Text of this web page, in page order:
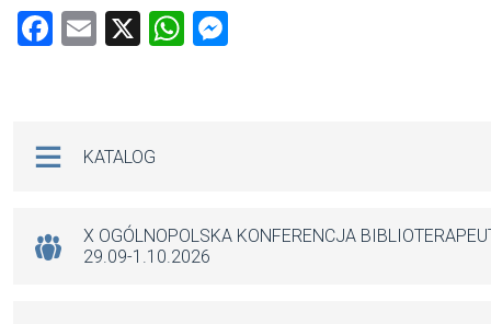
F
o
k
E
X
W
p
KATALOG
X OGÓLNOPOLSKA KONFERENCJA
29.09-1.10.2026